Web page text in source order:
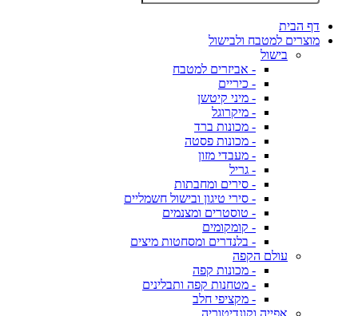
דף הבית
מוצרים למטבח ולבישול
בישול
- אביזרים למטבח
- כיריים
- מיני קיטשן
- מיקרוגל
- מכונות ברד
- מכונות פסטה
- מעבדי מזון
- גריל
- סירים ומחבתות
- סירי טיגון ובישול חשמליים
- טוסטרים ומצנמים
- קומקומים
- בלנדרים ומסחטות מיצים
עולם הקפה
- מכונות קפה
- מטחנות קפה ותבלינים
- מקציפי חלב
אפייה וקונדיטוריה